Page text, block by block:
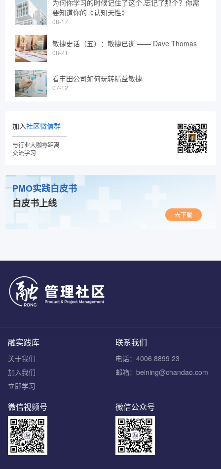
为何你学习的时候记住了这个,忘记了那个？你需
要知道你的《认知天性》
08-17
敏捷史话（五）：敏捷已逝 —— Dave Thomas
08-21
看丰田公司如何玩转精益敏捷
07-12
加入社区微信群
与行业大咖零距离
交流学习
PMO实践白皮书
白皮书上线
去下载
联系我们
电话：4006 8899 23
邮箱：beining@chandao.com
融实践库
关于我们
加入我们
立即学习
微信公众号
微信视频号